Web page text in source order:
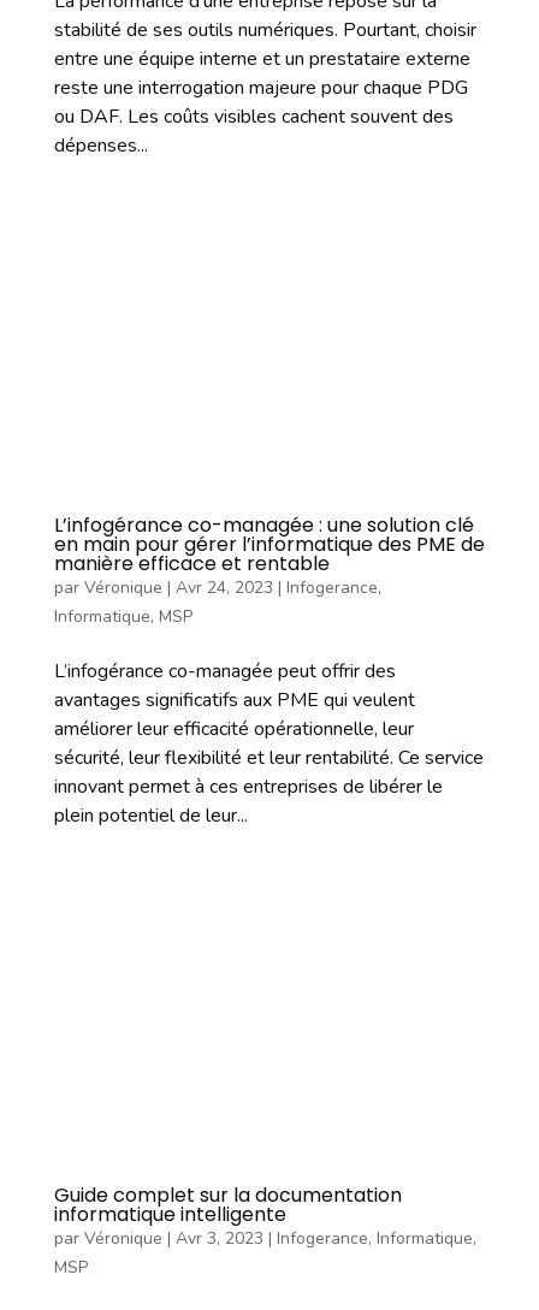
stabilité de ses outils numériques. Pourtant, choisir
entre une équipe interne et un prestataire externe
reste une interrogation majeure pour chaque PDG
ou DAF. Les coûts visibles cachent souvent des
dépenses...
L’infogérance co-managée : une solution clé
en main pour gérer l’informatique des PME de
manière efficace et rentable
par Véronique | Avr 24, 2023 | Infogerance,
Informatique, MSP
L’infogérance co-managée peut offrir des
avantages significatifs aux PME qui veulent
améliorer leur efficacité opérationnelle, leur
sécurité, leur flexibilité et leur rentabilité. Ce service
innovant permet à ces entreprises de libérer le
plein potentiel de leur...
Guide complet sur la documentation
informatique intelligente
par Véronique | Avr 3, 2023 | Infogerance, Informatique,
MSP